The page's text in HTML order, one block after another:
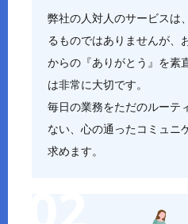
弊社の人対人のサービスは
るものではありませんが、
からの『ありがとう』を素
は非常に大切です。
毎日の業務をただのルーテ
ない、心の通ったコミュニ
求めます。